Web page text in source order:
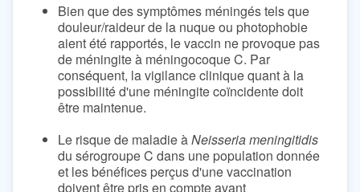
Bien que des symptômes méningés tels que
douleur/raideur de la nuque ou photophobie
aient été rapportés, le vaccin ne provoque pas
de méningite à méningocoque C. Par
conséquent, la vigilance clinique quant à la
possibilité d'une méningite coïncidente doit
être maintenue.
Le risque de maladie àNeisseria meningitidis
du sérogroupe C dans une population donnée
et les bénéfices perçus d'une vaccination
doivent être pris en compte avant